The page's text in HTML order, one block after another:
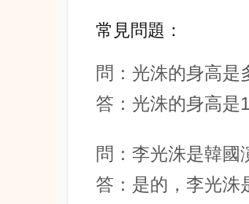
常見問題：
問：光洙的身高是
答：光洙的身高是
問：李光洙是韓國
答：是的，李光洙